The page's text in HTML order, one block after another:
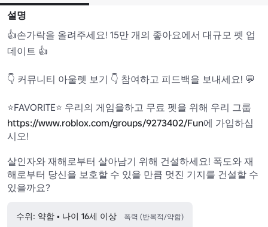
설명
👍손가락을 올려주세요! 15만 개의 좋아요에서 대규모 펫 업
데이트 👍
👇 커뮤니티 아울렛 보기 👇 참여하고 피드백을 보내세요! 💬
https://www.roblox.com/groups/9273402/Fun에 가입하십
시오!
살인자와 재해로부터 살아남기 위해 건설하세요! 폭도와 재
해로부터 당신을 보호할 수 있을 만큼 멋진 기지를 건설할 수
있을까요?
수위: 약함 • 나이 16세 이상 폭력 (반복적/약함)